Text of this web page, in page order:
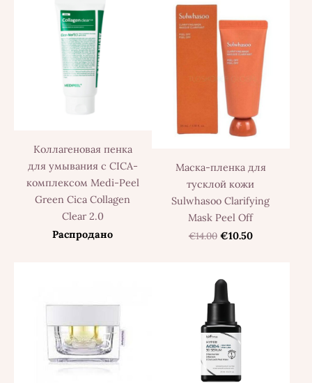
Коллагеновая пенка
для умывания с CICA-
комплексом Medi-Peel
Green Cica Collagen
Clear 2.0
Распродано
Маска-пленка для
тусклой кожи
Sulwhasoo Clarifying
Mask Peel Off
€14.00 €10.50